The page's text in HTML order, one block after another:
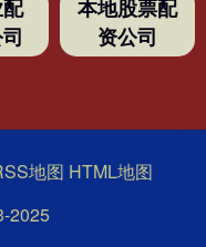
本地股票配
资公司
地图 HTML地图
2025